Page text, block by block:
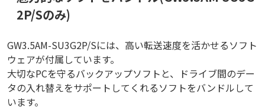
2P/Sのみ)
GW3.5AM-SU3G2P/Sには、高い転送速度を活かせるソフト
ウェアが付属しています。
大切なPCを守るバックアップソフトと、ドライブ間のデー
タの入れ替えをサポートしてくれるソフトをバンドルして
います。